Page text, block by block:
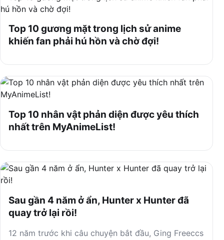
Top 10 gương mặt trong lịch sử anime
khiến fan phải hú hồn và chờ đợi!
Top 10 nhân vật phản diện được yêu thích
nhất trên MyAnimeList!
Sau gần 4 năm ở ẩn, Hunter x Hunter đã
quay trở lại rồi!
12 năm trước khi câu chuyện bắt đầu, Ging Freeccs